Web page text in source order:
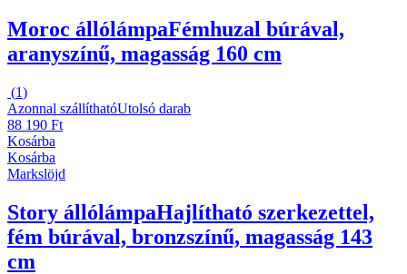
Moroc állólámpaFémhuzal búrával,
aranyszínű, magasság 160 cm
(1)
Azonnal szállíthatóUtolsó darab
88 190 Ft
Kosárba
Kosárba
Markslöjd
Story állólámpaHajlítható szerkezettel,
fém búrával, bronzszínű, magasság 143
cm